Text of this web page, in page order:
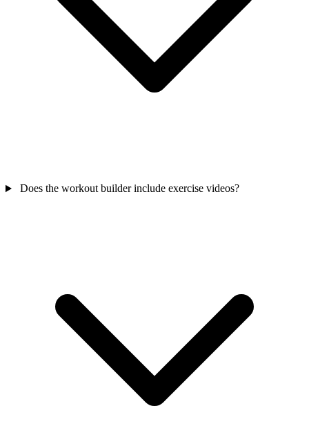
Does the workout builder include exercise videos?